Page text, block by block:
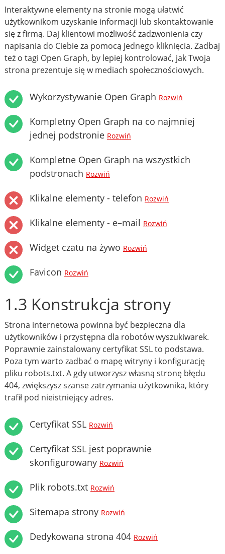
Interaktywne elementy na stronie mogą ułatwić
użytkownikom uzyskanie informacji lub skontaktowanie
się z firmą. Daj klientowi możliwość zadzwonienia czy
napisania do Ciebie za pomocą jednego kliknięcia. Zadbaj
też o tagi Open Graph, by lepiej kontrolować, jak Twoja
strona prezentuje się w mediach społecznościowych.
Wykorzystywanie Open Graph Rozwiń
Kompletny Open Graph na co najmniej
jednej podstronie Rozwiń
Kompletne Open Graph na wszystkich
podstronach Rozwiń
Klikalne elementy - telefon Rozwiń
Klikalne elementy - e–mail Rozwiń
Widget czatu na żywo Rozwiń
Favicon Rozwiń
1.3 Konstrukcja strony
Strona internetowa powinna być bezpieczna dla
użytkowników i przystępna dla robotów wyszukiwarek.
Poprawnie zainstalowany certyfikat SSL to podstawa.
Poza tym warto zadbać o mapę witryny i konfigurację
pliku robots.txt. A gdy utworzysz własną stronę błędu
404, zwiększysz szanse zatrzymania użytkownika, który
trafił pod nieistniejący adres.
Certyfikat SSL Rozwiń
Certyfikat SSL jest poprawnie
skonfigurowany Rozwiń
Plik robots.txt Rozwiń
Sitemapa strony Rozwiń
Dedykowana strona 404 Rozwiń